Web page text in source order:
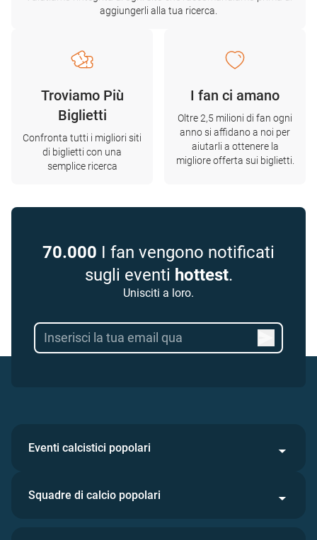
aggiungerli alla tua ricerca.
Troviamo Più
Biglietti
Confronta tutti i migliori siti
di biglietti con una
semplice ricerca
I fan ci amano
Oltre 2,5 milioni di fan ogni
anno si affidano a noi per
aiutarli a ottenere la
migliore offerta sui biglietti.
70.000 I fan vengono notificati
sugli eventi hottest.
Unisciti a loro.
Eventi calcistici popolari
Squadre di calcio popolari